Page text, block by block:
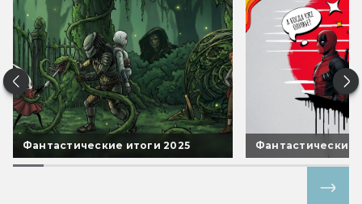
Фантастические итоги 2025 Фантастические